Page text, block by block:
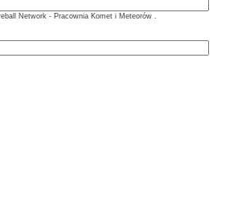
Network - Pracownia Komet i Meteorów .